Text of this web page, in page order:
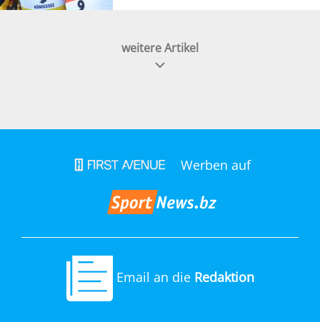
weitere Artikel
Werben auf
Email an die Redaktion